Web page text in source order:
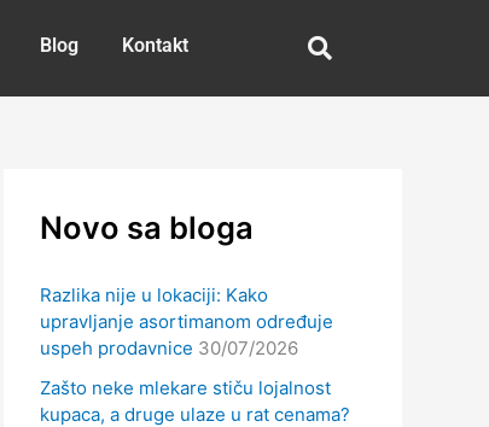
Blog Kontakt
Novo sa bloga
Razlika nije u lokaciji: Kako
upravljanje asortimanom određuje
uspeh prodavnice 30/07/2026
Zašto neke mlekare stiču lojalnost
kupaca, a druge ulaze u rat cenama?